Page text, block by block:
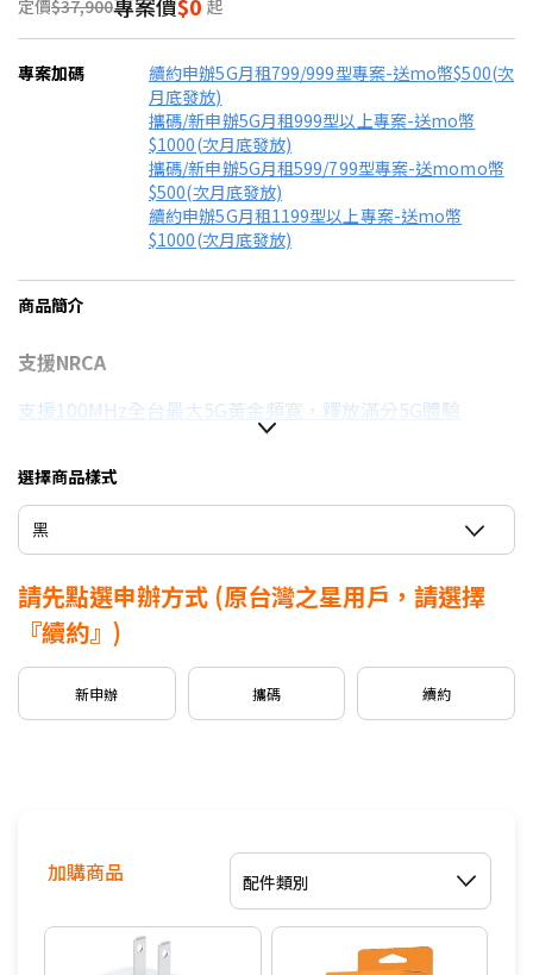
定價$37,900 起
專案加碼
續約申辦5G月租799/999型專案-送mo幣$500(次
月底發放)
攜碼/新申辦5G月租999型以上專案-送mo幣
$1000(次月底發放)
攜碼/新申辦5G月租599/799型專案-送momo幣
$500(次月底發放)
續約申辦5G月租1199型以上專案-送mo幣
$1000(次月底發放)
商品簡介
支援NRCA
支援100MHz全台最大5G黃金頻寬，釋放滿分5G體驗
台灣大哥大Open Possible聯名卡最高回饋2%
選擇商品樣式
黑
請先點選申辦方式 (原台灣之星用戶，請選擇
『續約』)
新申辦 攜碼 續約
加購商品 配件類別